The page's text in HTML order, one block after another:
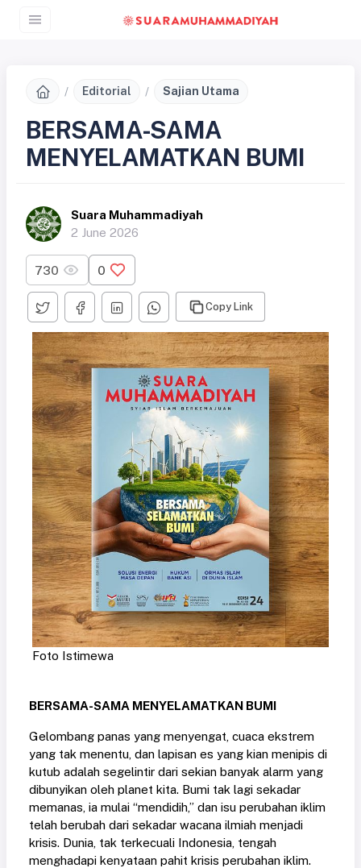
Editorial Sajian Utama
BERSAMA-SAMA
MENYELAMATKAN BUMI
Suara Muhammadiyah
2 June 2026
730 0
Copy Link
Foto Istimewa
BERSAMA-SAMA MENYELAMATKAN BUMI
Gelombang panas yang menyengat, cuaca ekstrem
yang tak menentu, dan lapisan es yang kian menipis di
kutub adalah segelintir dari sekian banyak alarm yang
dibunyikan oleh planet kita. Bumi tak lagi sekadar
memanas, ia mulai “mendidih,” dan isu perubahan iklim
telah berubah dari sekadar wacana ilmiah menjadi
krisis. Dunia, tak terkecuali Indonesia, tengah
menghadapi kenyataan pahit krisis perubahan iklim.